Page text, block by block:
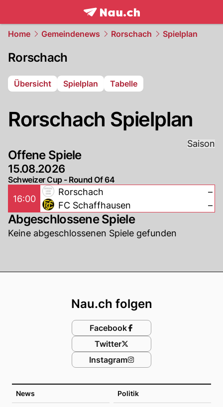
frontpage.NAU.ch
Home Gemeindenews Rorschach Spielplan
Rorschach
Übersicht Spielplan Tabelle
Rorschach Spielplan
Saison
Offene Spiele
15.08.2026
Schweizer Cup - Round Of 64
16:00
Rorschach
FC Schaffhausen
–
–
Abgeschlossene Spiele
Keine abgeschlossenen Spiele gefunden
News Politik
Nau.ch folgen
Facebook
Twitter
Instagram